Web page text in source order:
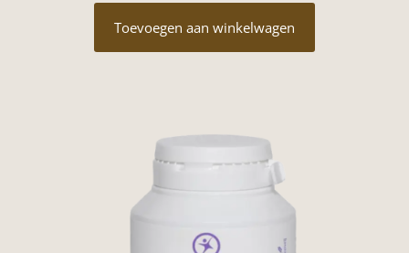
Toevoegen aan winkelwagen